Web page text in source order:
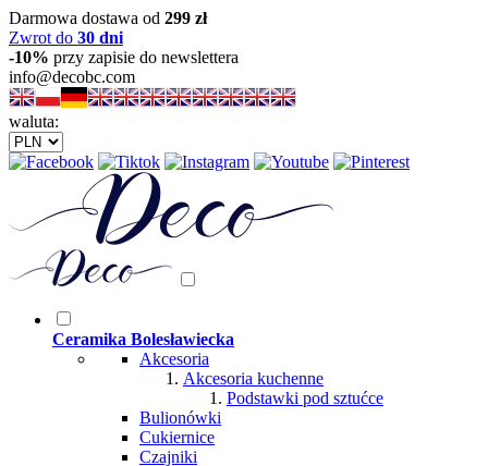
Darmowa dostawa od 299 zł
Zwrot do 30 dni
-10% przy zapisie do newslettera
info@decobc.com
waluta:
Ceramika Bolesławiecka
Akcesoria
Akcesoria kuchenne
Podstawki pod sztućce
Bulionówki
Cukiernice
Czajniki